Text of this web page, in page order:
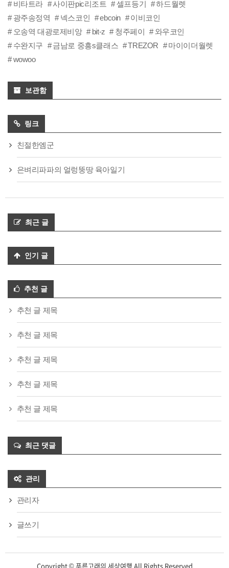
비타트라
사이판pic리조트 셀프등기
하드월렛
광주송정역
넥스코인 ebcoin
이비코인
오송역 대광로제비앙
bit-z 청주페이
와우코인
수완지구
금남로 중흥s클래스 TREZOR
마이이더월렛
wowoo
보관함
링크
친절한엠군
은벼리파파의 얼렁뚱땅 육아일기
최근 글
인기 글
추천 글
추천 글 제목
추천 글 제목
추천 글 제목
추천 글 제목
추천 글 제목
최근 댓글
관리
관리자
글쓰기
Copyright © 푸른고래의 세상여행 All Rights Reserved